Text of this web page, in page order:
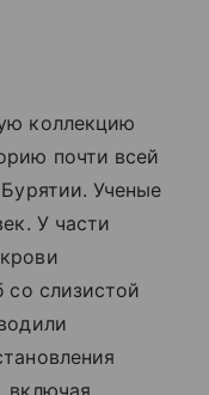
коллекцию
почти всей
Ученые
У части
со слизистой